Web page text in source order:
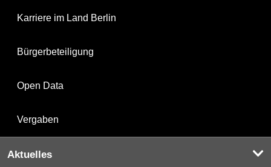
Karriere im Land Berlin
Bürgerbeteiligung
Open Data
Vergaben
Aktuelles